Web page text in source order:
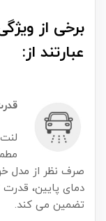
عبارتند از:
صرف نظر از مدل
دمای پایین، قدرت
تضمین می کند.